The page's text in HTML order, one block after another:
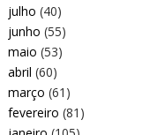
julho (40)
junho (55)
maio (53)
abril (60)
março (61)
fevereiro (81)